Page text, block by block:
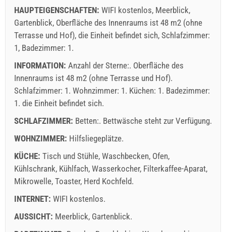
HAUPTEIGENSCHAFTEN: WIFI kostenlos, Meerblick,
Gartenblick, Oberfläche des Innenraums ist 48 m2 (ohne
Terrasse und Hof), die Einheit befindet sich, Schlafzimmer:
1, Badezimmer: 1.
INFORMATION: Anzahl der Sterne:. Oberfläche des
Innenraums ist 48 m2 (ohne Terrasse und Hof).
Schlafzimmer: 1. Wohnzimmer: 1. Küchen: 1. Badezimmer:
1. die Einheit befindet sich.
SCHLAFZIMMER: Betten:. Bettwäsche steht zur Verfügung.
WOHNZIMMER: Hilfsliegeplätze.
KÜCHE: Tisch und Stühle, Waschbecken, Ofen,
Kühlschrank, Kühlfach, Wasserkocher, Filterkaffee-Aparat,
Mikrowelle, Toaster, Herd Kochfeld.
INTERNET: WIFI kostenlos.
AUSSICHT: Meerblick, Gartenblick.